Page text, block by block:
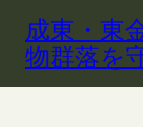
キ
成東・東
物群落を